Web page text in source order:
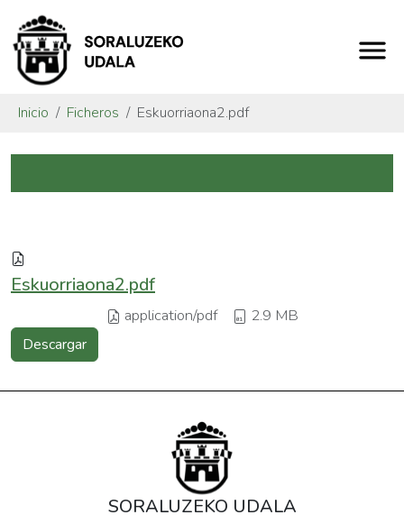
Inicio Ficheros Eskuorriaona2.pdf
Eskuorriaona2.pdf
application/pdf 2.9 MB
Descargar
SORALUZEKO UDALA